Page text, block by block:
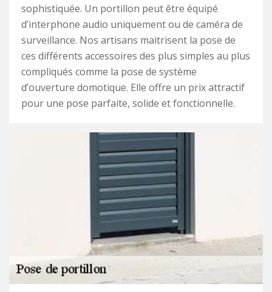
sophistiquée. Un portillon peut être équipé
d’interphone audio uniquement ou de caméra de
surveillance. Nos artisans maitrisent la pose de
ces différents accessoires des plus simples au plus
compliqués comme la pose de système
d’ouverture domotique. Elle offre un prix attractif
pour une pose parfaite, solide et fonctionnelle.